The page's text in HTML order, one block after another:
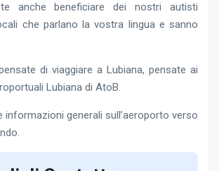
anche beneficiare dei nostri autisti
che parlano la vostra lingua e sanno
di viaggiare a Lubiana, pensate ai
Lubiana di AtoB.
informazioni generali sull’aeroporto verso